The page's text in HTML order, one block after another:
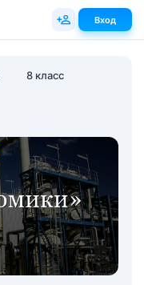
8 класс
Вход